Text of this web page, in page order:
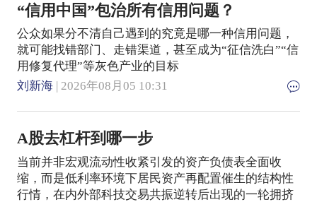
“信用中国”包治所有信用问题？
公众如果分不清自己遇到的究竟是哪一种信用问题，
就可能找错部门、走错渠道，甚至成为“征信洗白”“信
用修复代理”等灰色产业的目标
刘新海| 2026年08月05 10:31
A股去杠杆到哪一步
当前并非宏观流动性收紧引发的资产负债表全面收
缩，而是低利率环境下居民资产再配置催生的结构性
行情，在内外部科技交易共振逆转后出现的一轮拥挤